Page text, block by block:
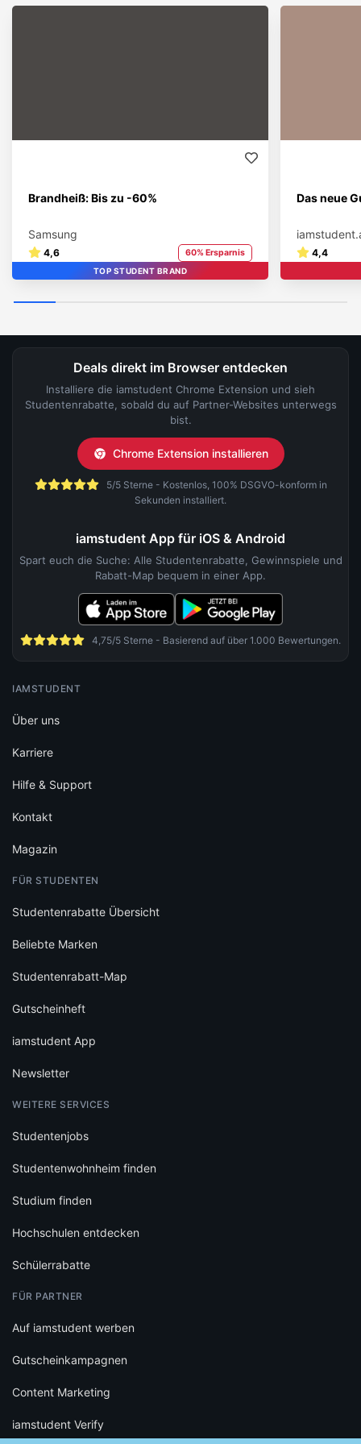
Brandheiß: Bis zu -60%
Samsung
4,6 60% Ersparnis
TOP STUDENT BRAND
Das neue
4,4
Deals direkt im Browser entdecken
Installiere die iamstudent Chrome Extension und sieh
Studentenrabatte, sobald du auf Partner-Websites unterwegs
bist.
Chrome Extension installieren
5/5 Sterne - Kostenlos, 100% DSGVO-konform in
Sekunden installiert.
iamstudent App für iOS & Android
Spart euch die Suche: Alle Studentenrabatte, Gewinnspiele und
Rabatt-Map bequem in einer App.
4,75/5 Sterne - Basierend auf über 1.000 Bewertungen.
IAMSTUDENT
Über uns
Karriere
Hilfe & Support
Kontakt
Magazin
FÜR STUDENTEN
Studentenrabatte Übersicht
Beliebte Marken
Studentenrabatt-Map
Gutscheinheft
iamstudent App
Newsletter
WEITERE SERVICES
Studentenjobs
Studentenwohnheim finden
Studium finden
Hochschulen entdecken
Schülerrabatte
FÜR PARTNER
Auf iamstudent werben
Gutscheinkampagnen
Content Marketing
iamstudent Verify